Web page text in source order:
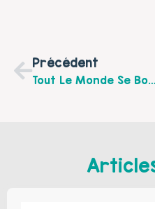
Précédent
Tout Le Monde Se Bouge ! Au Centre Culturel Et Social Jules Grare Les Marichelles À Liévin Du 23 Au 29 Mars 2015